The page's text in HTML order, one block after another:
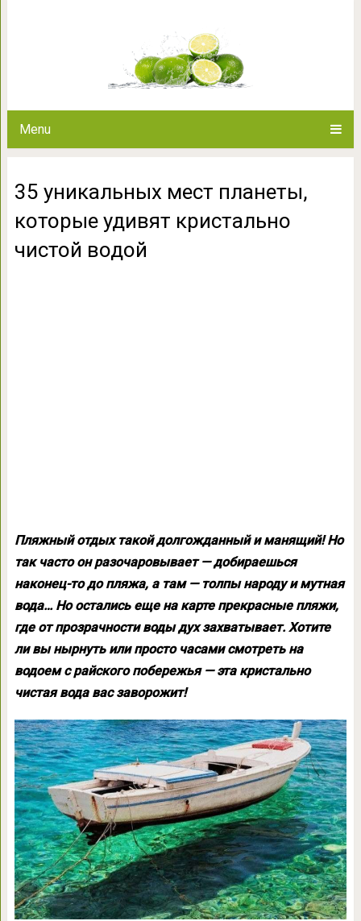
Menu
35 уникальных мест планеты,
которые удивят кристально
чистой водой
Пляжный отдых такой долгожданный и манящий! Но
так часто он разочаровывает — добираешься
наконец-то до пляжа, а там — толпы народу и мутная
вода… Но остались еще на карте прекрасные пляжи,
где от прозрачности воды дух захватывает. Хотите
ли вы нырнуть или просто часами смотреть на
водоем с райского побережья — эта кристально
чистая вода вас заворожит!